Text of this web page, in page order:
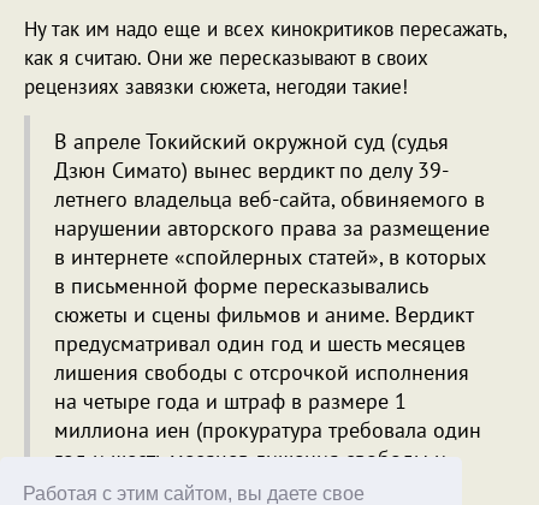
Работая с этим сайтом, вы даете свое
Ну так им надо еще и всех кинокритиков пересажать,
как я считаю. Они же пересказывают в своих
рецензиях завязки сюжета, негодяи такие!
В апреле Токийский окружной суд (судья
Дзюн Симато) вынес вердикт по делу 39-
летнего владельца веб-сайта, обвиняемого в
нарушении авторского права за размещение
в интернете «спойлерных статей», в которых
в письменной форме пересказывались
сюжеты и сцены фильмов и аниме. Вердикт
предусматривал один год и шесть месяцев
лишения свободы с отсрочкой исполнения
на четыре года и штраф в размере 1
миллиона иен (прокуратура требовала один
год и шесть месяцев лишения свободы и
штраф в размере 1 миллиона иен).